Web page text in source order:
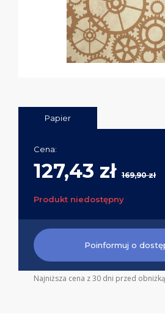
Papier
Cena:
127,43 zł 169,90 zł
Produkt niedostępny
Poinformuj o
Najniższa cena z 30 dni przed